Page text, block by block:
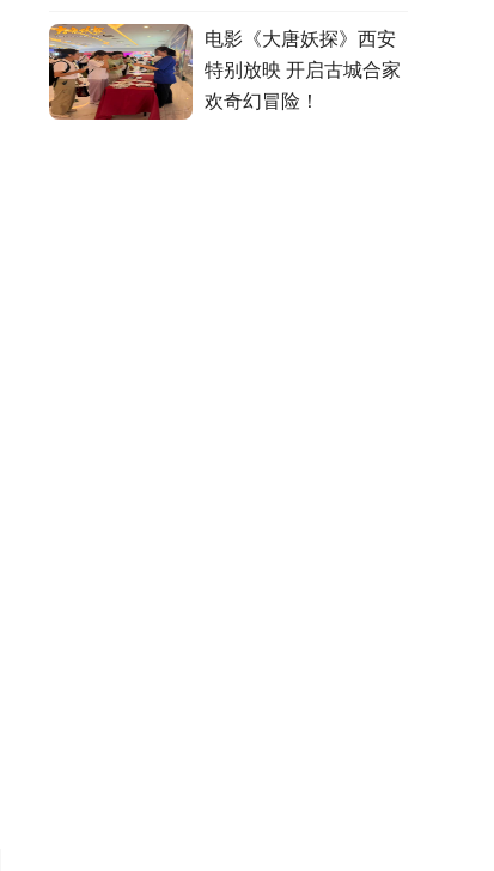
电影《大唐妖探》西安
特别放映 开启古城合家
欢奇幻冒险！